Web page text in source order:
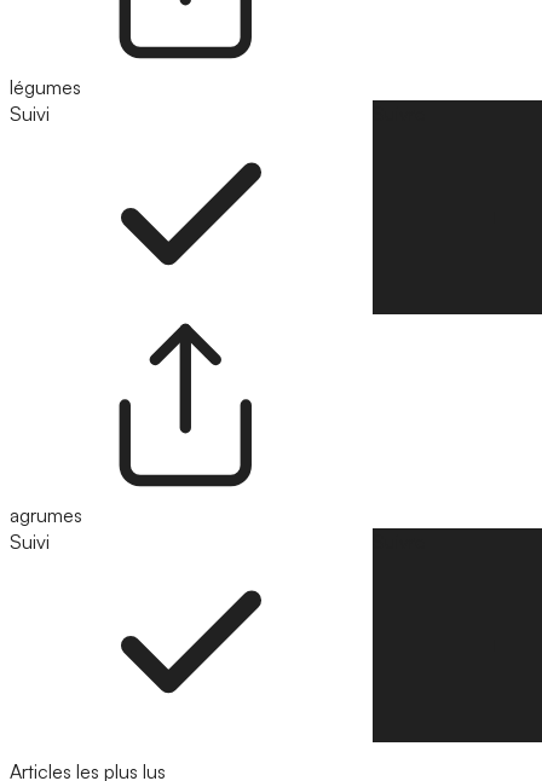
légumes
Suivi
agrumes
Suivi
Articles les plus lus